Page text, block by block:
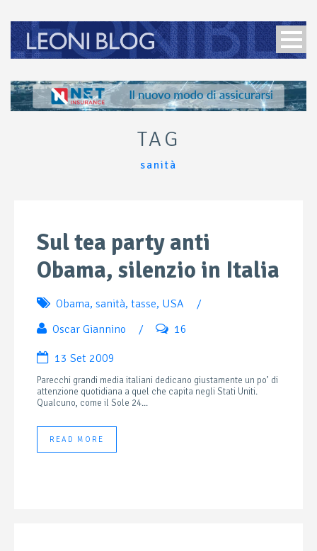
TAG
sanità
Sul tea party anti
Obama, silenzio in Italia
Obama, sanità, tasse, USA
/
Oscar Giannino
/ 16
13 Set 2009
Parecchi grandi media italiani dedicano giustamente un po’ di
attenzione quotidiana a quel che capita negli Stati Uniti.
Qualcuno, come il Sole 24...
READ MORE